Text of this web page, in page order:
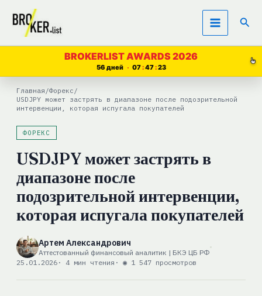
Перейти
содержимому
BROKERLIST AWARDS 2026
56 дней 07 47 22
Главная /Форекс /
USDJPY может застрять в диапазоне после подозрительной
интервенции, которая испугала покупателей
ФОРЕКС
USDJPY может застрять в
диапазоне после
подозрительной интервенции,
которая испугала покупателей
Артем Александрович
Аттестованный финансовый аналитик | БКЭ ЦБ РФ
25.01.2026· 4 мин чтения · ◉ 1 547 просмотров